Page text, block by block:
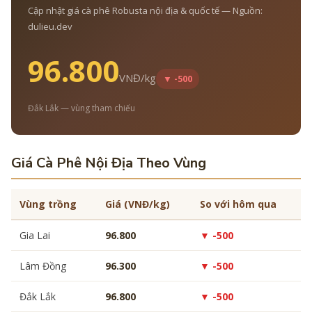
Cập nhật giá cà phê Robusta nội địa & quốc tế — Nguồn:
dulieu.dev
96.800VNĐ/kg ▼ -500
Đắk Lắk — vùng tham chiếu
Giá Cà Phê Nội Địa Theo Vùng
Vùng trồng Giá (VNĐ/kg) So với hôm qua
Gia Lai 96.800 ▼ -500
Lâm Đồng 96.300 ▼ -500
Đắk Lắk 96.800 ▼ -500